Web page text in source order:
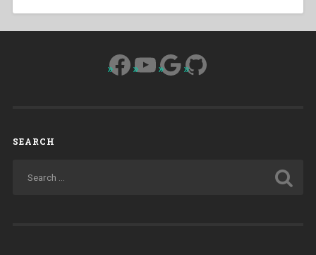
Facebook
YouTube
Google
GitHub
SEARCH